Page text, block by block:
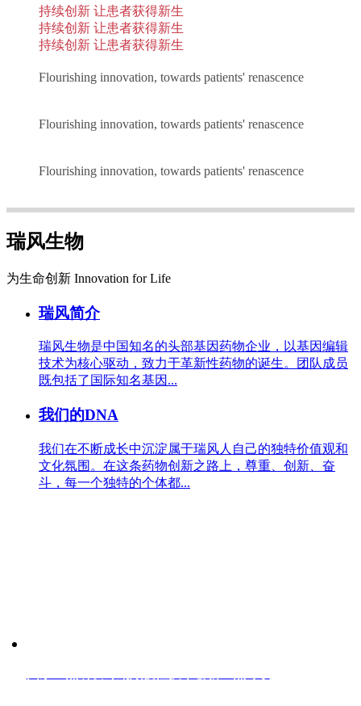
持续创新 让患者获得新生
持续创新 让患者获得新生
持续创新 让患者获得新生
Flourishing innovation, towards patients' renascence
Flourishing innovation, towards patients' renascence
Flourishing innovation, towards patients' renascence
瑞风生物
为生命创新 Innovation for Life
瑞风简介
瑞风生物是中国知名的头部基因药物企业，以基因编辑
技术为核心驱动，致力于革新性药物的诞生。团队成员
既包括了国际知名基因...
我们的DNA
我们在不断成长中沉淀属于瑞风人自己的独特价值观和
文化氛围。在这条药物创新之路上，尊重、创新、奋
斗，每一个独特的个体都...